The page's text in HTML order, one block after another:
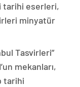
tarihi eserleri,
minyatür
Tasvirleri”
mekanları,
tarihi